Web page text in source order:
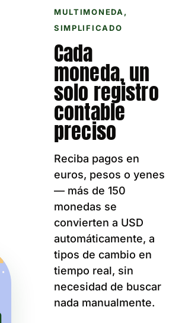
MULTIMONEDA,
SIMPLIFICADO
Cada
moneda, un
solo registro
contable
preciso
Reciba pagos en
euros, pesos o yenes
— más de 150
monedas se
convierten a USD
automáticamente, a
tipos de cambio en
tiempo real, sin
necesidad de buscar
nada manualmente.